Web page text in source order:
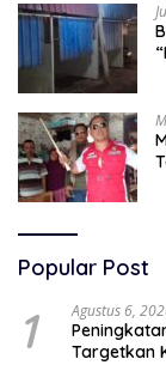
Popular Post
1 Agustus 6,
Targetkan